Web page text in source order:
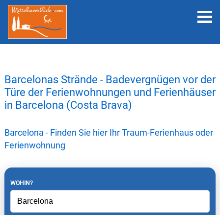
Barcelonas Strände - Badevergnügen vor der
Türe der Ferienwohnungen und Ferienhäuser
in Barcelona (Costa Brava)
Barcelona - Finden Sie hier Ihr Traum-Ferienhaus oder
Ferienwohnung
WOHIN?